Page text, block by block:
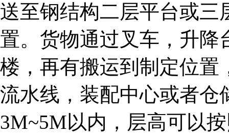
送至钢结构二层平台或三
置。货物通过叉车，升降
楼，再有搬运到制定位置
流水线，装配中心或者仓
3M~5M以内，层高可以